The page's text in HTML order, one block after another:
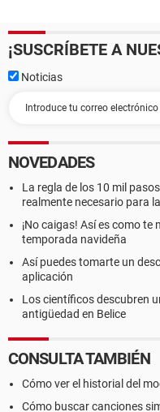
¡SUSCRÍBETE A
Noticias
NOVEDADES
La regla de los 10 mil
realmente necesario para
¡No caigas! Así es como
temporada navideña
Así puedes tomarte un
aplicación
Los científicos descubren
antigüedad en Belice
CONSULTA TAMBIÉN
Cómo ver el historial del
Cómo buscar canciones